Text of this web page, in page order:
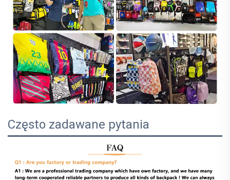
Często zadawane pytania